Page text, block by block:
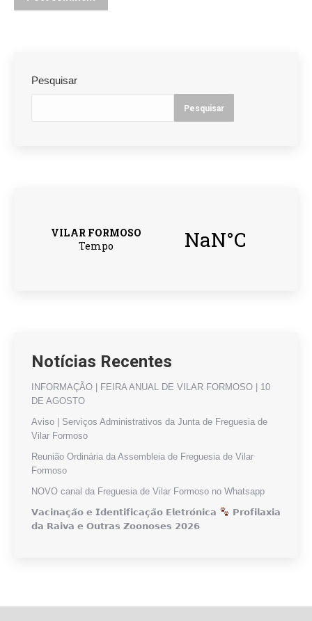
Pesquisar
Pesquisar
Notícias Recentes
INFORMAÇÃO | FEIRA ANUAL DE VILAR FORMOSO | 10
DE AGOSTO
Aviso | Serviços Administrativos da Junta de Freguesia de
Vilar Formoso
Reunião Ordinária da Assembleia de Freguesia de Vilar
Formoso
NOVO canal da Freguesia de Vilar Formoso no Whatsapp
𝗩𝗮𝗰𝗶𝗻𝗮𝗰̧𝗮̃𝗼 𝗲 𝗜𝗱𝗲𝗻𝘁𝗶𝗳𝗶𝗰𝗮𝗰̧𝗮̃𝗼 𝗘𝗹𝗲𝘁𝗿𝗼́𝗻𝗶𝗰𝗮
𝗣𝗿𝗼𝗳𝗶𝗹𝗮𝘅𝗶𝗮
𝗱𝗮 𝗥𝗮𝗶𝘃𝗮 𝗲 𝗢𝘂𝘁𝗿𝗮𝘀 𝗭𝗼𝗼𝗻𝗼𝘀𝗲𝘀 𝟮𝟬𝟮𝟲